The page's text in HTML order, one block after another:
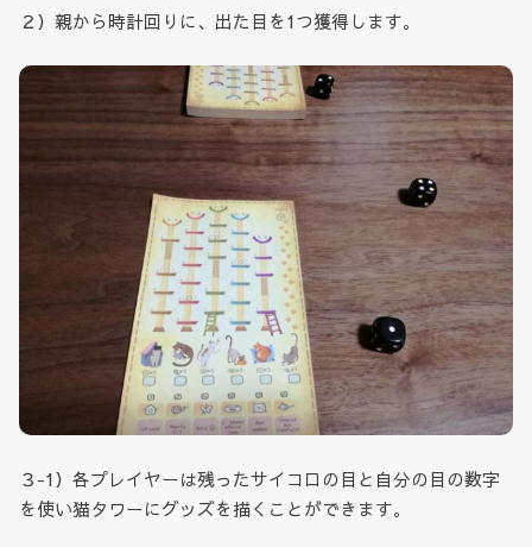
２）親から時計回りに、出た目を1つ獲得します。
３-1）各プレイヤーは残ったサイコロの目と自分の目の数字
を使い猫タワーにグッズを描くことができます。